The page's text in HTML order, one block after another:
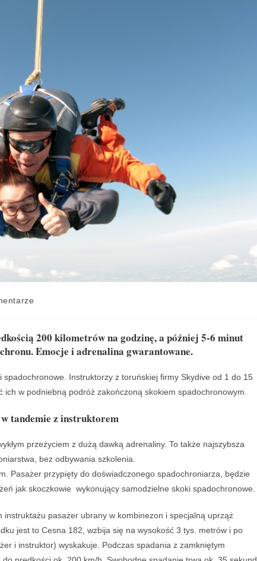
200 kilometrów na godzinę, a później 5-6 minut
Emocje i adrenalina gwarantowane.
Instruktorzy z toruńskiej firmy Skydive od 1 do 15
ich w podniebną podróż zakończoną skokiem spadochronowym.
w tandemie z instruktorem
przeżyciem z dużą dawką adrenaliny. To także najszybsza
bez odbywania szkolenia.
Pasażer przypięty do doświadczonego spadochroniarza, będzie
jak skoczkowie wykonujący samodzielne skoki spadochronowe.
pasażer ubrany w kombinezon i specjalną uprząż
jest to Cesna 182, wzbija się na wysokość 3 tys. metrów i po
i instruktor) wyskakuje. Podczas spadania z zamkniętym